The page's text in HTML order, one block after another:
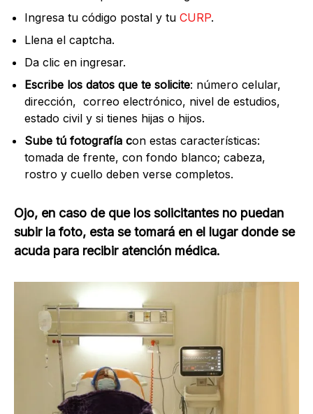
Ingresa tu código postal y tu CURP.
Llena el captcha.
Da clic en ingresar.
Escribe los datos que te solicite: número celular,
dirección, correo electrónico, nivel de estudios,
estado civil y si tienes hijas o hijos.
Sube tú fotografía con estas características:
tomada de frente, con fondo blanco; cabeza,
rostro y cuello deben verse completos.
Ojo, en caso de que los solicitantes no puedan
subir la foto, esta se tomará en el lugar donde se
acuda para recibir atención médica.